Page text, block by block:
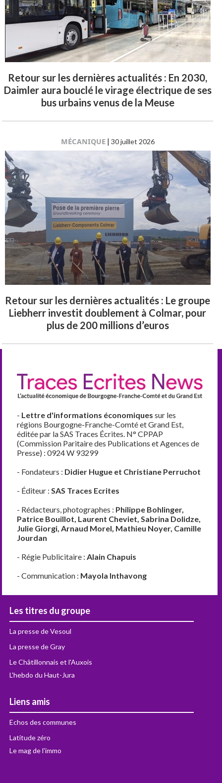
Retour sur les dernières actualités : En 2030,
Daimler aura bouclé le virage électrique de ses
bus urbains venus de la Meuse
MÉCANIQUE| 30 juillet 2026
Retour sur les dernières actualités : Le groupe
Liebherr investit doublement à Colmar, pour
plus de 200 millions d’euros
- Lettre d'informations économiques sur les
régions Bourgogne-Franche-Comté et Grand Est,
éditée par la SAS Traces Écrites. N° CPPAP
(Commission Paritaire des Publications et Agences de
Presse) : 0924 W 93299
- Fondateurs : Didier Hugue et Christiane Perruchot
- Éditeur :SAS Traces Ecrites
- Rédacteurs, photographes : Philippe Bohlinger,
Patrice Bouillot, Laurent Cheviet, Sabrina Dolidze,
Julie Giorgi, Arnaud Morel, Mathieu Noyer, Camille
Jourdan
- Régie Publicitaire :Alain Chapuis
- Communication : Mayola Inthavong
Les titres du groupe
La presse de Vesoul
La presse de Gray
Le Châtillonnais et l'Auxois
L'hebdo du Haut-Jura
Liens amis
Echos des communes
Latitude zéro
Le mag de l'immo